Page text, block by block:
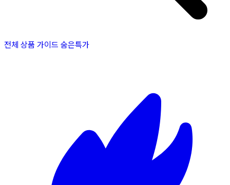
전체 상품 가이드 숨은특가